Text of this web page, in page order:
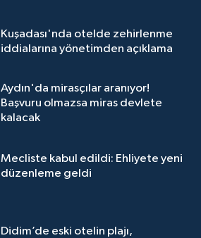
Kuşadası'nda otelde zehirlenme
iddialarına yönetimden açıklama
Aydın'da mirasçılar aranıyor!
Başvuru olmazsa miras devlete
kalacak
Mecliste kabul edildi: Ehliyete yeni
düzenleme geldi
Didim’de eski otelin plajı,